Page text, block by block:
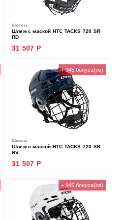
Шлемы
Шлем с маской HTC TACKS 720 SR
RD
31 507 Р
+ 945 бонуса(ов)
Шлемы
Шлем с маской HTC TACKS 720 SR
NV
31 507 Р
+ 945 бонуса(ов)